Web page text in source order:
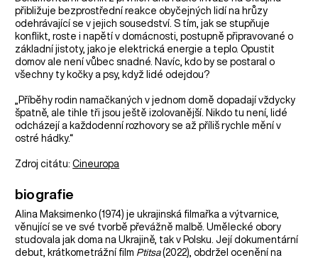
přibližuje bezprostřední reakce obyčejných lidí na hrůzy
odehrávající se v jejich sousedství. S tím, jak se stupňuje
konflikt, roste i napětí v domácnosti, postupně připravované o
základní jistoty, jako je elektrická energie a teplo. Opustit
domov ale není vůbec snadné. Navíc, kdo by se postaral o
všechny ty kočky a psy, když lidé odejdou?
„Příběhy rodin namačkaných v jednom domě dopadají vždycky
špatně, ale tihle tři jsou ještě izolovanější. Nikdo tu není, lidé
odcházejí a každodenní rozhovory se až příliš rychle mění v
ostré hádky.“
Zdroj citátu:Cineuropa
biografie
Alina Maksimenko (1974) je ukrajinská filmařka a výtvarnice,
věnující se ve své tvorbě převážně malbě. Umělecké obory
studovala jak doma na Ukrajině, tak v Polsku. Její dokumentární
debut, krátkometrážní film Ptitsa(2022), obdržel ocenění na